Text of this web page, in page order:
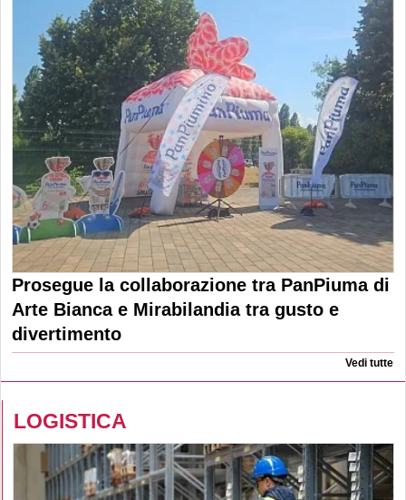
Prosegue la collaborazione tra PanPiuma di
Arte Bianca e Mirabilandia tra gusto e
divertimento
Vedi tutte
LOGISTICA